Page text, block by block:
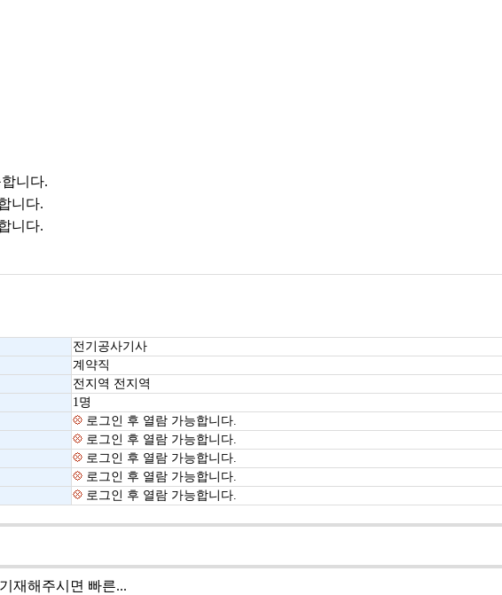
니다.
니다.
니다.
전기공사기사
계약직
전지역 전지역
1명
로그인 후 열람 가능합니다.
로그인 후 열람 가능합니다.
로그인 후 열람 가능합니다.
로그인 후 열람 가능합니다.
로그인 후 열람 가능합니다.
재해주시면 빠른...